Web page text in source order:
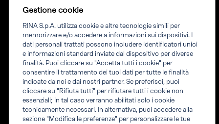
inclusione
News
Progetti
Sostenibilità
Connettiti
Uffici
Certification Member
Area
Certificati clienti
Informati
Informazioni legali
Compliance
Governance
Whistleblowing
Gestione cookie
RINA S.p.A. utilizza cookie e altre tecnologie simili per
memorizzare e/o accedere a informazioni sui dispositivi. I
dati personali trattati possono includere identificatori unici
e informazioni standard inviate dal dispositivo per diverse
finalità. Puoi cliccare su "Accetta tutti i cookie" per
consentire il trattamento dei tuoi dati per tutte le finalità
indicate da noi e dai nostri partner. Se preferisci, puoi
cliccare su "Rifiuta tutti" per rifiutare tutti i cookie non
essenziali; in tal caso verranno abilitati solo i cookie
tecnicamente necessari. In alternativa, puoi accedere alla
sezione "Modifica le preferenze" per personalizzare le tue